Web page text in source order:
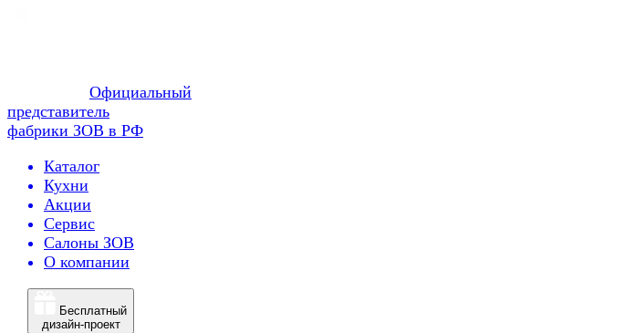
Официальный
представитель
фабрики ЗОВ в РФ
Каталог
Кухни
Акции
Сервис
Салоны ЗОВ
О компании
Бесплатный
дизайн-проект